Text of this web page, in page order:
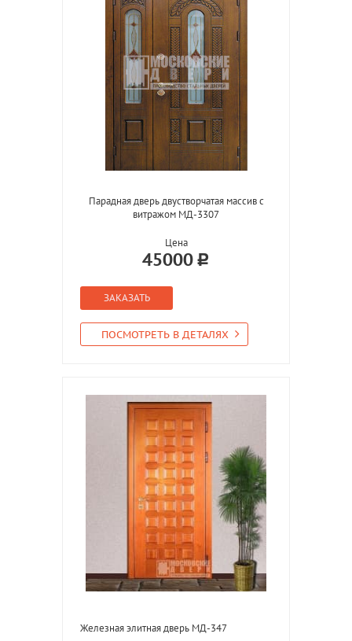
Парадная дверь двустворчатая массив с
витражом МД-3307
Цена
45000
ЗАКАЗАТЬ
ПОСМОТРЕТЬ В ДЕТАЛЯХ
Железная элитная дверь МД-347